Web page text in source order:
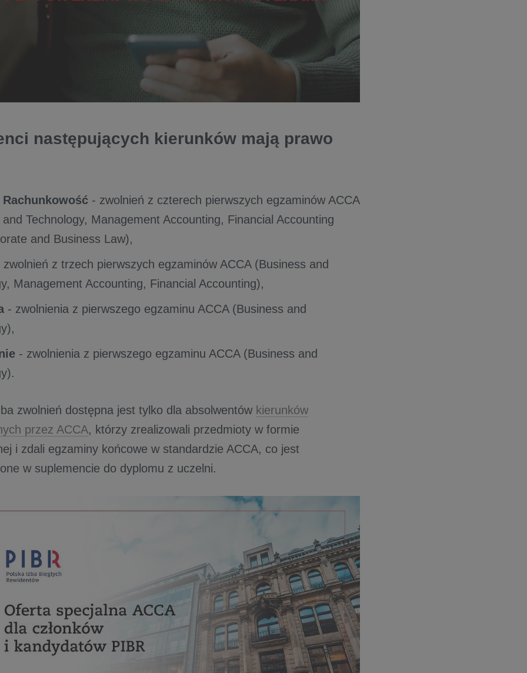
następujących kierunków mają prawo
- zwolnień z czterech pierwszych egzaminów ACCA
Technology, Management Accounting, Financial Accounting
and Business Law),
z trzech pierwszych egzaminów ACCA (Business and
Management Accounting, Financial Accounting),
- zwolnienia z pierwszego egzaminu ACCA (Business and
- zwolnienia z pierwszego egzaminu ACCA (Business and
zwolnień dostępna jest tylko dla absolwentów kierunków
przez ACCA, którzy zrealizowali przedmioty w formie
i zdali egzaminy końcowe w standardzie ACCA, co jest
w suplemencie do dyplomu z uczelni.